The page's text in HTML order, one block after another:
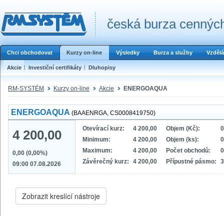
česká burza
Chci obchodovat Kurzy on-line Výsledky Burza a služby
Akcie Investiční certifikáty Dluhopisy
RM-SYSTÉM Kurzy on-line Akcie ENERGOAQUA
ENERGOAQUA (BAAENRGA, CS0008419750)
4 200,00
0,00 (0,00%)
09:00 07.08.2026
Otevírací kurz: 4 200,00 Objem (Kč):
Minimum:
4 200,00 Objem (ks):
0
Maximum:
4 200,00 Počet obchodů:
0
Závěrečný kurz:
4 200,00 Přípustné pásmo: